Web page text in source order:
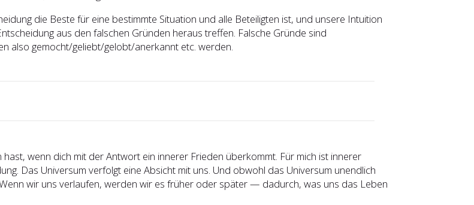
die Beste für eine bestimmte Situation und alle Beteiligten ist, und unsere Intuition
aus den falschen Gründen heraus treffen. Falsche Gründe sind
also gemocht/geliebt/gelobt/anerkannt etc. werden.
wenn dich mit der Antwort ein innerer Frieden überkommt. Für mich ist innerer
Das Universum verfolgt eine Absicht mit uns. Und obwohl das Universum unendlich
wir uns verlaufen, werden wir es früher oder später — dadurch, was uns das Leben